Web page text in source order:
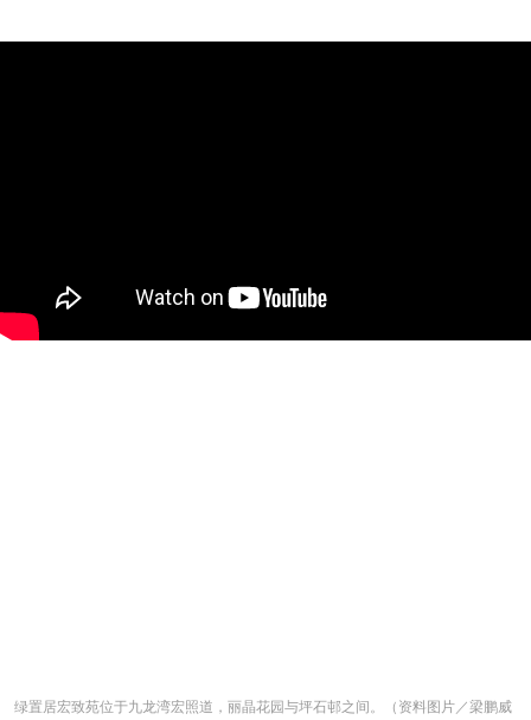
绿置居宏致苑位于九龙湾宏照道，丽晶花园与坪石邨之间。（资料图片／梁鹏威